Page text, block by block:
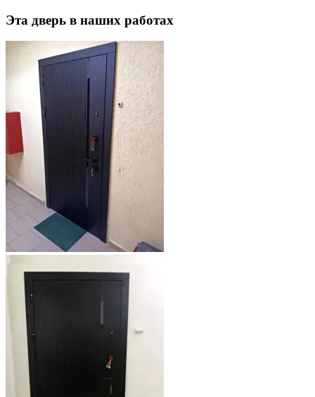
Эта дверь в наших работах